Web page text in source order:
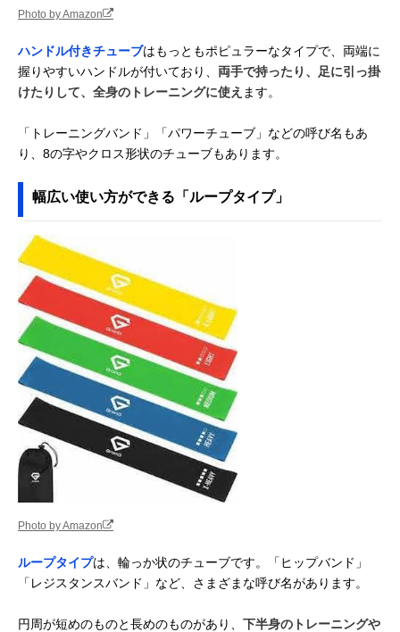
Photo by Amazon
ハンドル付きチューブはもっともポピュラーなタイプで、両端に
握りやすいハンドルが付いており、 両手で持ったり、足に引っ掛
けたりして、全身のトレーニングに使え ます。
「トレーニングバンド」「パワーチューブ」などの呼び名もあ
り、8の字やクロス形状のチューブもあります。
幅広い使い方ができる「ループタイプ」
Photo by Amazon
ループタイプは、輪っか状のチューブです。「ヒップバンド」
「レジスタンスバンド」など、さまざまな呼び名があります。
円周が短めのものと長めのものがあり、 下半身のトレーニングや